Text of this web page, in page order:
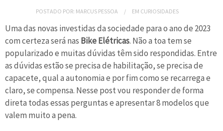
POSTADO POR: MARCUS PESSOA EM CURIOSIDADES
Uma das novas investidas da sociedade para o ano de 2023
com certeza será nas Bike Elétricas. Não a toa tem se
popularizado e muitas dúvidas têm sido respondidas. Entre
as dúvidas estão se precisa de habilitação, se precisa de
capacete, qual a autonomia e por fim como se recarrega e
claro, se compensa. Nesse post vou responder de forma
direta todas essas perguntas e apresentar 8 modelos que
valem muito a pena.